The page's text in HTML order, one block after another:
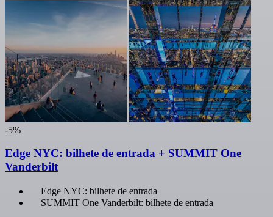
-5%
Edge NYC: bilhete de entrada + SUMMIT One
Vanderbilt
Edge NYC: bilhete de entrada
SUMMIT One Vanderbilt: bilhete de entrada